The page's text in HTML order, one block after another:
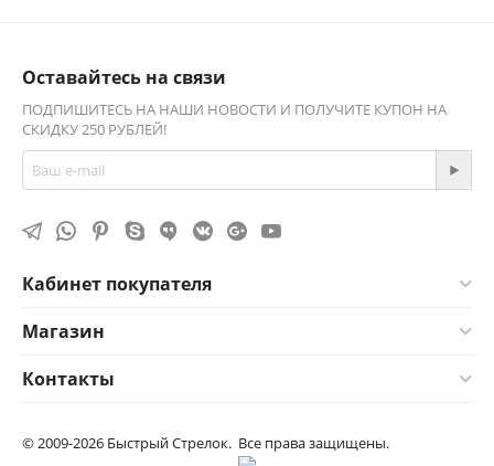
Оставайтесь на связи
ПОДПИШИТЕСЬ НА НАШИ НОВОСТИ И ПОЛУЧИТЕ КУПОН НА
СКИДКУ 250 РУБЛЕЙ!
Кабинет покупателя
Магазин
Контакты
© 2009-2026 Быстрый Стрелок. Все права защищены.